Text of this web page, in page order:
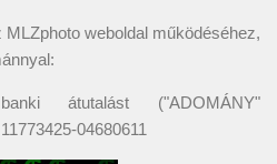
weboldal működéséhez,
átutalást ("ADOMÁNY"
04680611